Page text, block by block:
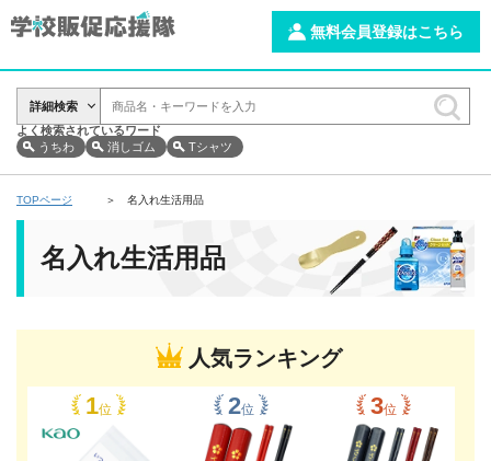
無料会員登録はこちら
詳細検索
よく検索されているワード
うちわ
消しゴム Tシャツ
TOPページ 名入れ生活用品
名入れ生活用品
人気ランキング
位 位 位